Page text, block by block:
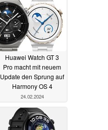
Huawei Watch GT 3
Pro macht mit neuem
Update den Sprung auf
Harmony OS 4
24.02.2024